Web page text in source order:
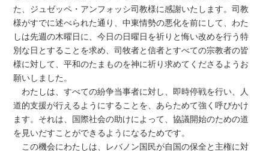
た、ジュゼッペ・アンフォッシ司教様に感謝いたします。司教
様がすでに述べられた通り、中東情勢の悪化を前にして、わた
しは先週の木曜日に、今日の日曜日を祈りと悔い改めを行う特
別な日とすることを求め、司牧者と信者とすべての宗教者の皆
様に対して、平和のたまものを神に祈り求めてくださるようお
願いしました。
わたしは、すべての紛争当事者に対し、即時停戦を行い、人
道的支援が行えるようにすることを、あらためて強く呼びかけ
ます。それは、国際社会の助けによって、協議開始のための道
を見いだすことができるようになるためです。
この機会にわたしは、レバノン国民が自国の保全と主権に対